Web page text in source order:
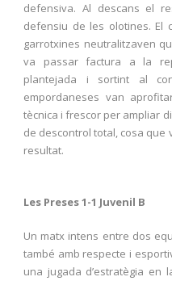
defensiva. Al descans el
defensiu de les olotines. El
garrotxines neutralitzaven
va passar factura a la
plantejada i sortint al
empordaneses van
tècnica i frescor per ampliar
de descontrol total, cosa que
resultat.
Les Preses 1-1 Juvenil B
Un matx intens entre dos
també amb respecte i
una jugada d’estratègia en